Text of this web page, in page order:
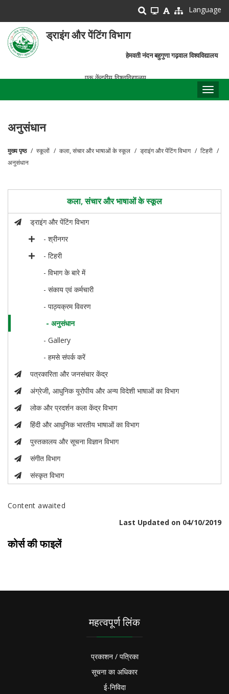
main
content
Language
ड्राइंग और पेंटिंग विभाग
हेमवती नंदन बहुगुणा गढ़वाल विश्वविद्यालय
एक केंद्रीय विश्वविद्यालय
अनुसंधान
पग
मुख्य पृष्ठ स्कूलों कला, संचार और भाषाओं के स्कूल ड्राइंग और पेंटिंग विभाग
टिहरी
अनुसंधान
कला, संचार और भाषाओं के स्कूल
ड्राइंग और पेंटिंग विभाग
- श्रीनगर
- टिहरी
- विभाग के बारे में
- संकाय एवं कर्मचारी
- पाठ्यक्रम विवरण
- अनुसंधान
- Gallery
- हमसे संपर्क करें
पत्रकारिता और जनसंचार केंद्र
अंग्रेजी, आधुनिक यूरोपीय और अन्य विदेशी भाषाओं का विभाग
लोक और प्रदर्शन कला केंद्र विभाग
हिंदी और आधुनिक भारतीय भाषाओं का विभाग
पुस्तकालय और सूचना विज्ञान विभाग
संगीत विभाग
संस्कृत विभाग
Content awaited
Last Updated on 04/10/2019
कोर्स की फाइलें
महत्वपूर्ण लिंक
प्रकाशन / पत्रिका
सूचना का अधिकार
ई-निविदा